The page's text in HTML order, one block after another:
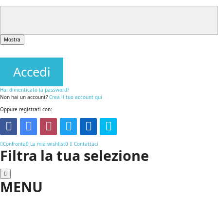
Mostra
Accedi
Hai dimenticato la password?
Non hai un account? Crea il tuo account qui
Oppure registrati con:
Confronta0 La mia wishlist0 Contattaci
Filtra la tua selezione
MENU